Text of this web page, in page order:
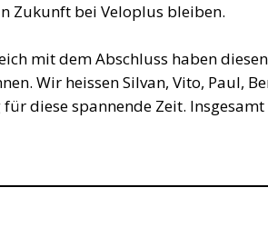
Zukunft bei Veloplus bleiben.
mit dem Abschluss haben
Wir heissen Silvan, Vito, Paul,
für diese spannende Zeit.